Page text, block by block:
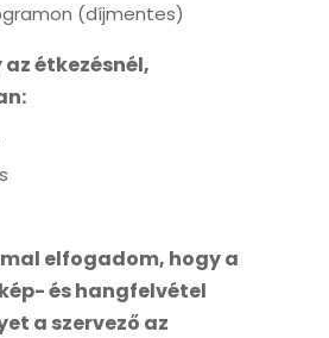
(díjmentes)
étkezésnél,
elfogadom, hogy a
és hangfelvétel
a szervező az